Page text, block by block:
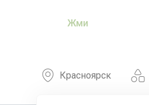
Жми
Красноярск